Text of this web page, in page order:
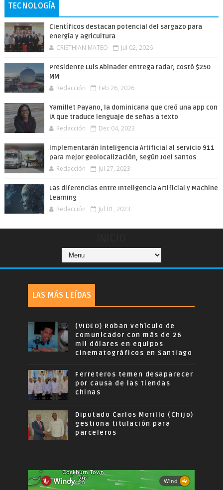
TECNOLOGÍA
Científicos destacan potencial del sargazo para
energía y agricultura
CRISTHIAN MATEO Jul 02, 2026
Presidente Luis Abinader entrega radar; costó $250
MM
Redacción Feb 26, 2026
Yamillet Payano, la dominicana que creó una app con
IA que traduce lenguaje de señas a texto
Redacción Dec 04, 2023
Implementarán Inteligencia Artificial al servicio 911
para mejor geolocalización, según Joel Santos
Redacción Jul 27, 2023
Las diferencias entre Inteligencia Artificial y Machine
Learning
Redacción Jul 01, 2023
LAS MÁS LEÍDAS
(VIDEO) Roban vehículo de
comunicador con más de 26
mil dólares en equipos
cinematográficos en Santiago
Ferreteros temen desaparecer
por causa de las tiendas
chinas
Diputado Carlos Morillo (Chijo)
gestiona titulación para
parceleros